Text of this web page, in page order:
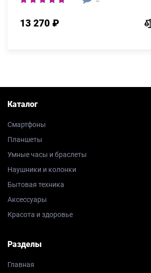
13 270 ₽
Каталог
Смартфоны
Планшеты
Умные часы и браслеты
Наушники и колонки
Бытовая техника
Аксессуары
Красота и здоровье
Разделы
Главная